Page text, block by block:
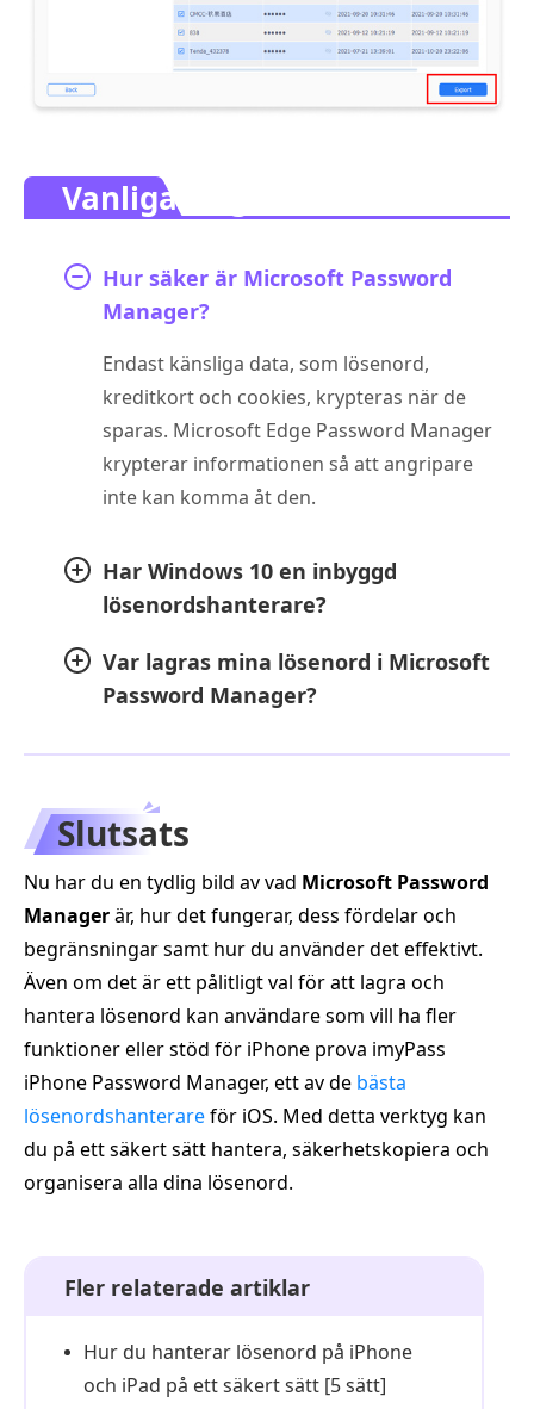
Vanliga frågor.
Hur säker är Microsoft Password
Manager?
Endast känsliga data, som lösenord,
kreditkort och cookies, krypteras när de
sparas. Microsoft Edge Password Manager
krypterar informationen så att angripare
inte kan komma åt den.
Har Windows 10 en inbyggd
lösenordshanterare?
Var lagras mina lösenord i Microsoft
Password Manager?
Slutsats
Nu har du en tydlig bild av vad Microsoft Password
Managerär, hur det fungerar, dess fördelar och
begränsningar samt hur du använder det effektivt.
Även om det är ett pålitligt val för att lagra och
hantera lösenord kan användare som vill ha fler
funktioner eller stöd för iPhone prova imyPass
iPhone Password Manager, ett av de bästa
lösenordshanterareför iOS. Med detta verktyg kan
du på ett säkert sätt hantera, säkerhetskopiera och
organisera alla dina lösenord.
Fler relaterade artiklar
Hur du hanterar lösenord på iPhone
och iPad på ett säkert sätt [5 sätt]